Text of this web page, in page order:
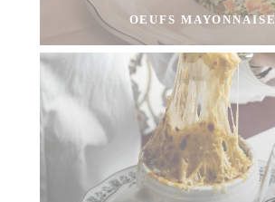
OEUFS MAYONNAISE